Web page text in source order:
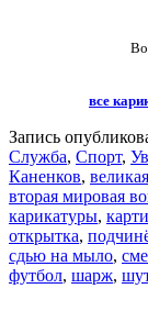
все
Запись
Служба, Спорт,
Каненков,
вторая мировая
карикатуры,
открытка,
сдью на мыло,
футбол, шарж,